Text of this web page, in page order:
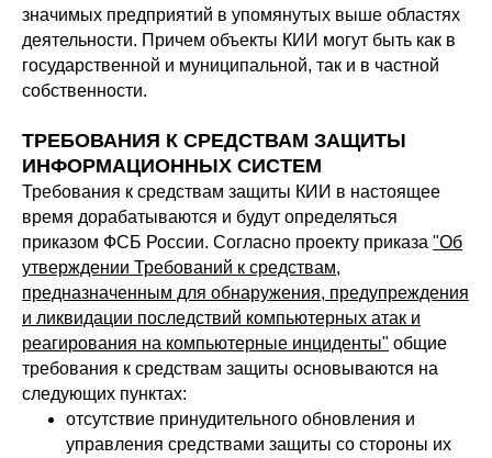
значимых предприятий в упомянутых выше областях
деятельности. Причем объекты КИИ могут быть как в
государственной и муниципальной, так и в частной
собственности.
ТРЕБОВАНИЯ К СРЕДСТВАМ ЗАЩИТЫ
ИНФОРМАЦИОННЫХ СИСТЕМ
Требования к средствам защиты КИИ в настоящее
время дорабатываются и будут определяться
приказом ФСБ России. Согласно проекту приказа "Об
утверждении Требований к средствам,
предназначенным для обнаружения, предупреждения
и ликвидации последствий компьютерных атак и
реагирования на компьютерные инциденты" общие
требования к средствам защиты основываются на
следующих пунктах:
отсутствие принудительного обновления и
управления средствами защиты со стороны их